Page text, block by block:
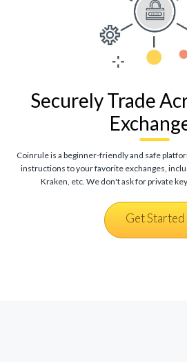
Securely Trade
Coinrule is a beginner-friendly and safe
instructions to your favorite exchanges,
Kraken, etc. We don't ask for private
Get Started